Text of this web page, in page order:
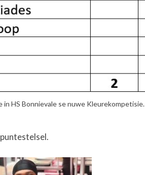
in HS Bonnievale se nuwe Kleurekompetisie.